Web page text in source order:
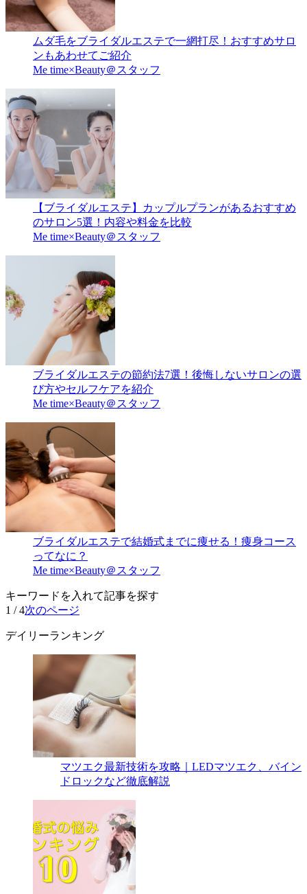
ムダ毛をブライダルエステで一網打尽！おすすめサロ
ンもあわせてご紹介
Me time×Beauty＠スタッフ
【ブライダルエステ】カップルプランがあるおすすめ
のサロン5選！内容や料金を比較
Me time×Beauty＠スタッフ
ブライダルエステの節約法7選！後悔しないサロンの選
び方やセルフケアを紹介
Me time×Beauty＠スタッフ
ブライダルエステで結婚式までに痩せる！痩身コース
ってなに？
Me time×Beauty＠スタッフ
キーワードを入れて記事を探す
1 / 4次のページ
デイリーランキング
マツエク最新技術を攻略｜LEDマツエク、バイン
ドロックなど徹底解説